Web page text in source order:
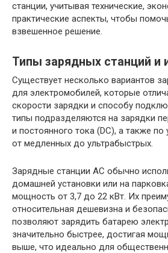
станции, учитывая технические,
практические аспекты, чтобы
взвешенное решение.
Типы зарядных станций и
Существует несколько вариантов
для электромобилей, которые
скорости зарядки и способу
типы подразделяются на зарядки
и постоянного тока (DC), а также
от медленных до ультрабыстрых.
Зарядные станции AC обычно
домашней установки или на
мощность от 3,7 до 22 кВт. Их
относительная дешевизна и
позволяют зарядить батарею
значительно быстрее, достигая
выше, что идеально для